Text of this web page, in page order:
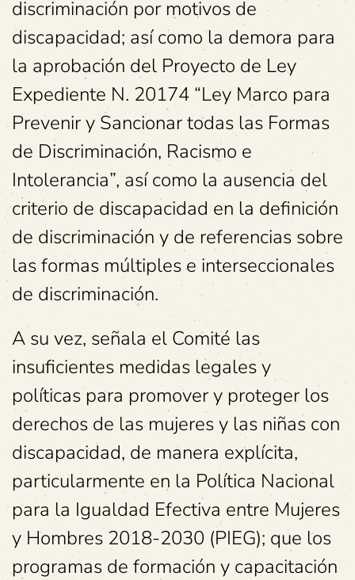
discriminación por motivos de
discapacidad; así como la demora para
la aprobación del Proyecto de Ley
Expediente N. 20174 “Ley Marco para
Prevenir y Sancionar todas las Formas
de Discriminación, Racismo e
Intolerancia”, así como la ausencia del
criterio de discapacidad en la definición
de discriminación y de referencias sobre
las formas múltiples e interseccionales
de discriminación.
A su vez, señala el Comité las
insuficientes medidas legales y
políticas para promover y proteger los
derechos de las mujeres y las niñas con
discapacidad, de manera explícita,
particularmente en la Política Nacional
para la Igualdad Efectiva entre Mujeres
y Hombres 2018-2030 (PIEG); que los
programas de formación y capacitación